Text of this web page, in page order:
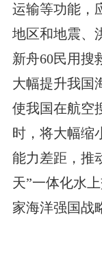
运输等功能，
地区和地震、
新舟60民用搜
大幅提升我国
使我国在航空
时，将大幅缩
能力差距，推
天”一体化水
家海洋强国战